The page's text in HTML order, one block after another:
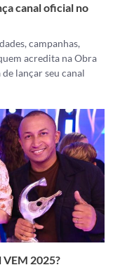
canal oficial no
campanhas,
acredita na Obra
lançar seu canal
VEM 2025?